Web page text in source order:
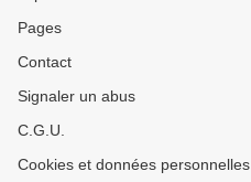
Pages
Contact
Signaler un abus
C.G.U.
Cookies et données personnelles